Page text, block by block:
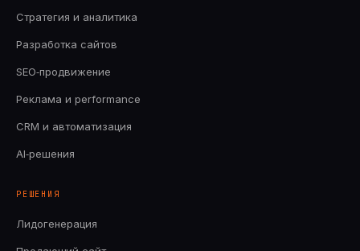
Стратегия и аналитика
Разработка сайтов
SEO‑продвижение
Реклама и performance
CRM и автоматизация
AI‑решения
РЕШЕНИЯ
Лидогенерация